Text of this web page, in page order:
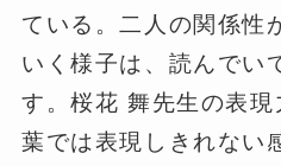
ている。二人の関係性
いく様子は、読んでい
す。桜花 舞先生の表
葉では表現しきれない